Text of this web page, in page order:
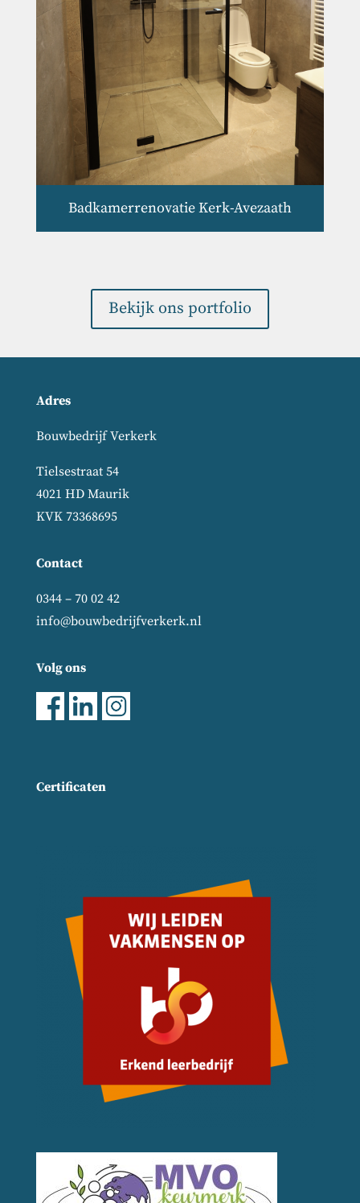
Badkamerrenovatie Kerk-Avezaath
Bekijk ons portfolio
Adres
Bouwbedrijf Verkerk
Tielsestraat 54
4021 HD Maurik
KVK 73368695
Contact
0344 – 70 02 42
info@bouwbedrijfverkerk.nl
Volg ons
Certificaten